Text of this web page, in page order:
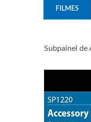
FILMES
Subpainel de